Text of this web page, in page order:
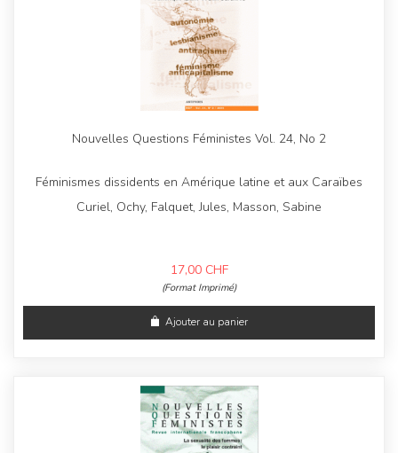
Nouvelles Questions Féministes Vol. 24, No 2
Féminismes dissidents en Amérique latine et aux Caraïbes
Curiel, Ochy, Falquet, Jules, Masson, Sabine
17,00 CHF
(Format Imprimé)
Ajouter au panier